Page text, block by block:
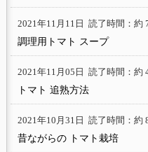
2021年11月11日 読了時間：約
調理用トマト スープ
2021年11月05日 読了時間：約
トマト 追熟方法
2021年10月31日 読了時間：約
昔ながらの トマト栽培